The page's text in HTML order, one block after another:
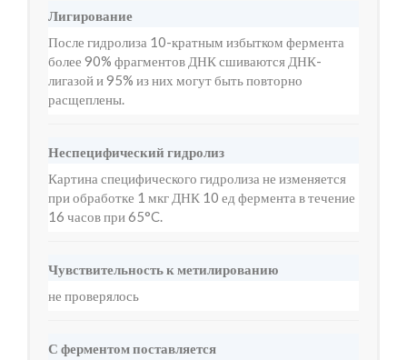
Лигирование
После гидролиза 10-кратным избытком фермента
более 90% фрагментов ДНК сшиваются ДНК-
лигазой и 95% из них могут быть повторно
расщеплены.
Неспецифический гидролиз
Картина специфического гидролиза не изменяется
при обработке 1 мкг ДНК 10 ед фермента в течение
16 часов при 65°C.
Чувствительность к метилированию
не проверялось
С ферментом поставляется